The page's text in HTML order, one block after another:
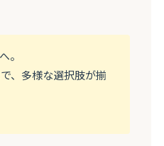
。
、多様な選択肢が揃